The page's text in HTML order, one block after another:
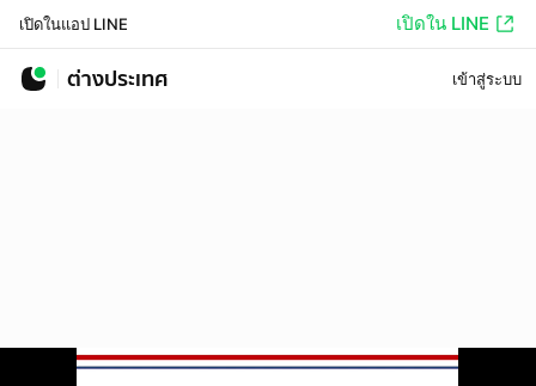
เปิดในแอป LINE เปิดใน LINE
ต่างประเทศ เข้าสู่ระบบ